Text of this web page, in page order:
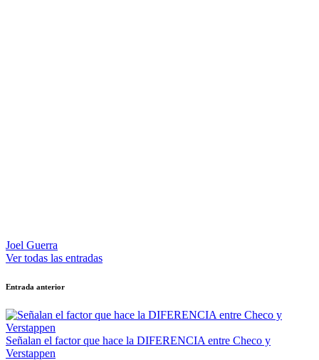
Joel Guerra
Ver todas las entradas
Navegación
de
entradas
Entrada anterior
Señalan el factor que hace la DIFERENCIA entre Checo y
Verstappen